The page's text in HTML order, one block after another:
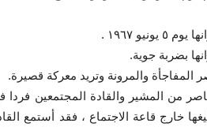
١٩٦٧ .
بضربة جوية.
المفاجأة والمرونة وتريد معركة قصيرة.
من المشير والقادة المجتمعين فردا
خارج قاعة الاجتماع ، فقد أستمع